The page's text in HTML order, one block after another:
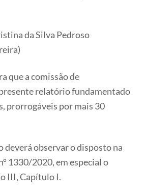
da Silva Pedroso
que a comissão de
relatório fundamentado
prorrogáveis por mais 30
deverá observar o disposto na
1330/2020, em especial o
III, Capítulo I.